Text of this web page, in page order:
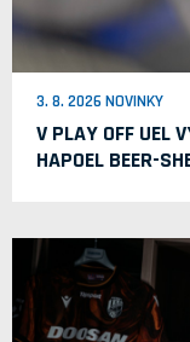
3. 8. 2026 NOVINKY
V PLAY OFF UEL
HAPOEL BEER-